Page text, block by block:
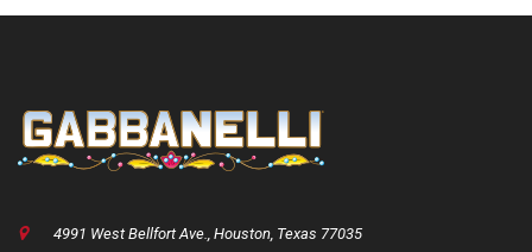
4991 West Bellfort Ave., Houston, Texas 77035